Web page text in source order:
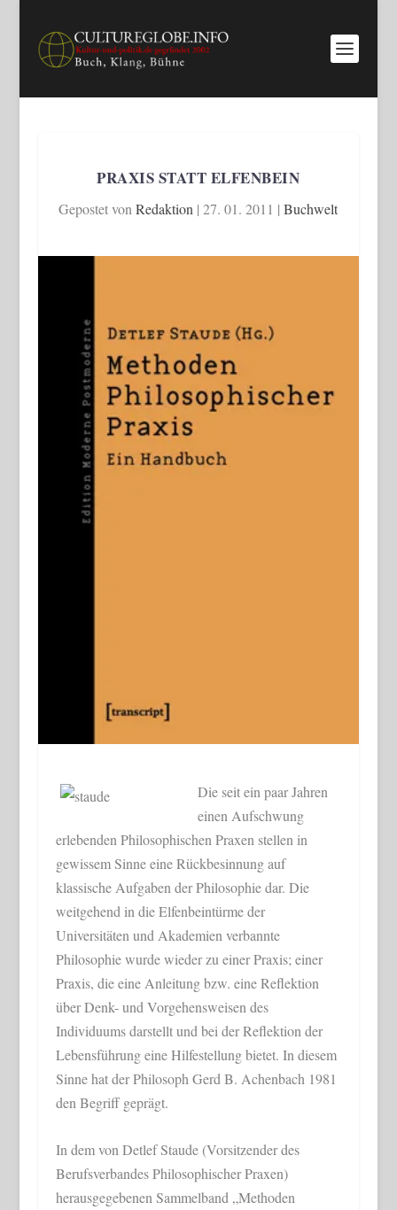
PRAXIS STATT ELFENBEIN
Gepostet vonRedaktion |27. 01. 2011 |Buchwelt
Die seit ein paar Jahren
einen Aufschwung
erlebenden Philosophischen Praxen stellen in
gewissem Sinne eine Rückbesinnung auf
klassische Aufgaben der Philosophie dar. Die
weitgehend in die Elfenbeintürme der
Universitäten und Akademien verbannte
Philosophie wurde wieder zu einer Praxis; einer
Praxis, die eine Anleitung bzw. eine Reflektion
über Denk- und Vorgehensweisen des
Individuums darstellt und bei der Reflektion der
Lebensführung eine Hilfestellung bietet. In diesem
Sinne hat der Philosoph Gerd B. Achenbach 1981
den Begriff geprägt.
In dem von Detlef Staude (Vorsitzender des
Berufsverbandes Philosophischer Praxen)
herausgegebenen Sammelband „Methoden